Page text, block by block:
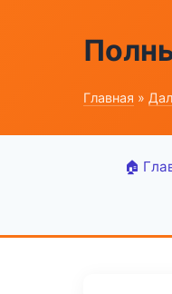
Главная »
🏠